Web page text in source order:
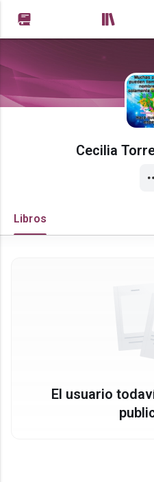
Cecilia
Libros
El usuario